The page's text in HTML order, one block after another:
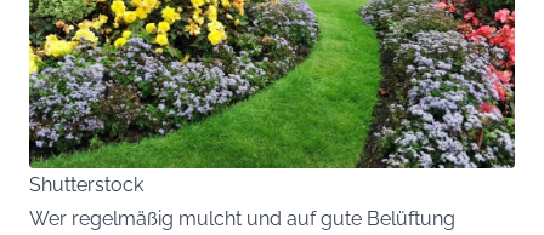
Shutterstock
Wer regelmäßig mulcht und auf gute Belüftung